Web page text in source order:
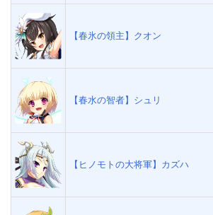
【春氷の領主】クオン
【春水の智者】シュリ
【ヒノモトの大将軍】カズハ